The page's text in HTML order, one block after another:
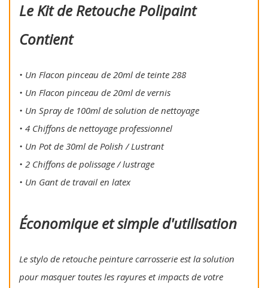
Le Kit de Retouche Polipaint
Contient
• Un Flacon pinceau de 20ml de teinte 288
• Un Flacon pinceau de 20ml de vernis
• Un Spray de 100ml de solution de nettoyage
• 4 Chiffons de nettoyage professionnel
• Un Pot de 30ml de Polish / Lustrant
• 2 Chiffons de polissage / lustrage
• Un Gant de travail en latex
Économique et simple d'utilisation
Le stylo de retouche peinture carrosserie est la solution
pour masquer toutes les rayures et impacts de votre